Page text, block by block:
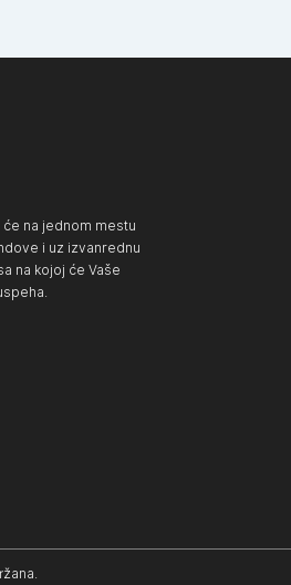
na jednom mestu
i uz izvanrednu
na kojoj će Vaše